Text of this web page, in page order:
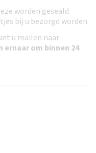
worden geseald
bij u bezorgd worden.
u mailen naar
ernaar om binnen 24